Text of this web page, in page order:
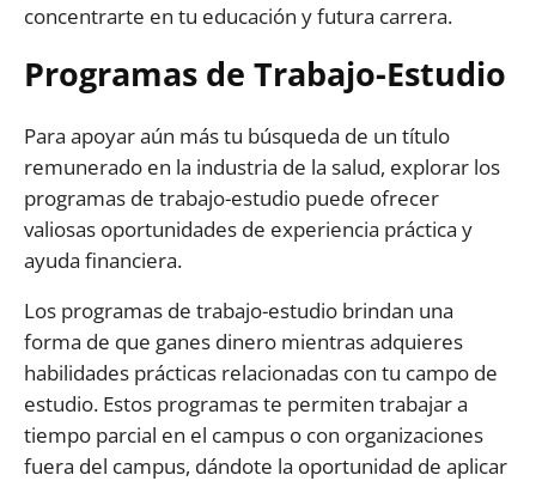
concentrarte en tu educación y futura carrera.
Programas de Trabajo-Estudio
Para apoyar aún más tu búsqueda de un título
remunerado en la industria de la salud, explorar los
programas de trabajo-estudio puede ofrecer
valiosas oportunidades de experiencia práctica y
ayuda financiera.
Los programas de trabajo-estudio brindan una
forma de que ganes dinero mientras adquieres
habilidades prácticas relacionadas con tu campo de
estudio. Estos programas te permiten trabajar a
tiempo parcial en el campus o con organizaciones
fuera del campus, dándote la oportunidad de aplicar